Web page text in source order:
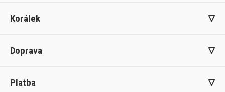
Korálek
Doprava
Platba